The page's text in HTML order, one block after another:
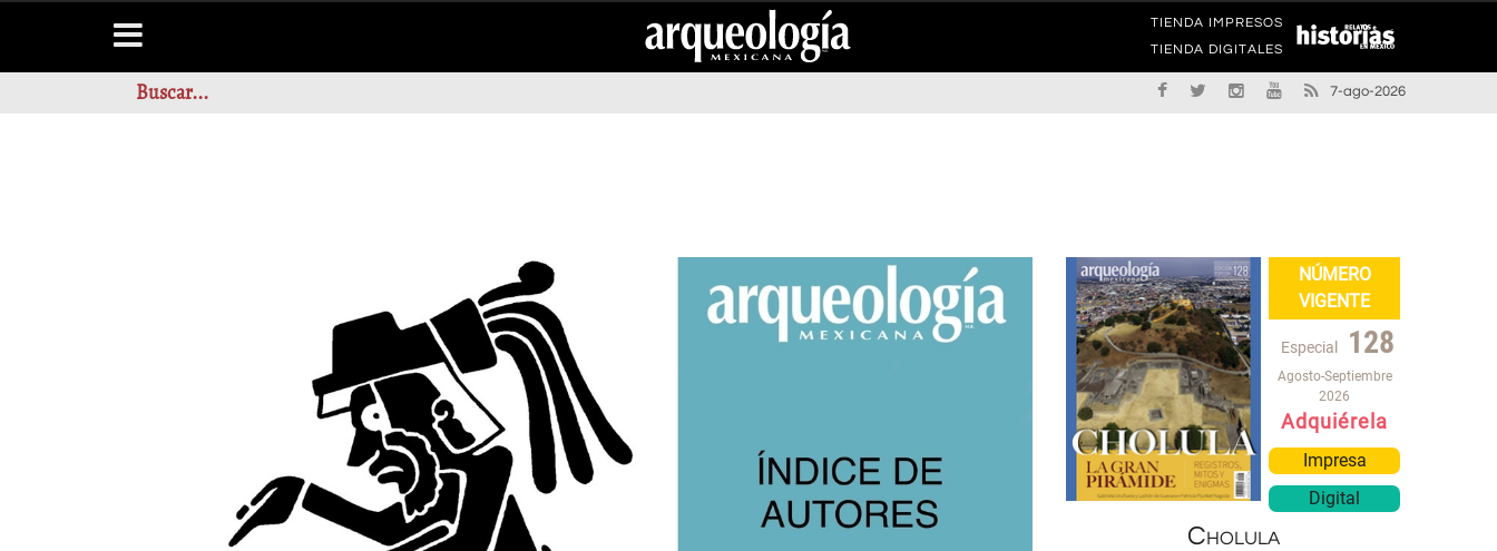
TIENDA IMPRESOS
TIENDA DIGITALES
7-ago-2026
NÚMERO
VIGENTE
Especial 128
Agosto-Septiembre
2026
Adquiérela
Impresa
Digital
Cholula